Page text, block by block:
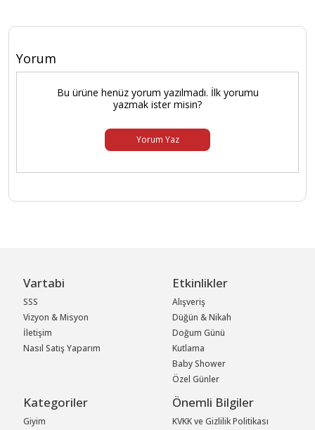
Yorum
Bu ürüne henüz yorum yazılmadı. İlk yorumu
yazmak ister misin?
Yorum Yaz
Vartabi
SSS
Vizyon & Misyon
İletişim
Nasıl Satış Yaparım
Etkinlikler
Alışveriş
Düğün & Nikah
Doğum Günü
Kutlama
Baby Shower
Özel Günler
Kategoriler
Giyim
Önemli Bilgiler
KVKK ve Gizlilik Politikası